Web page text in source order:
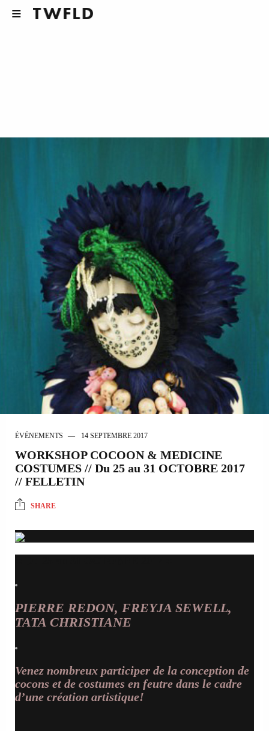
ÉVÉNEMENTS 14 SEPTEMBRE 2017
WORKSHOP COCOON & MEDICINE
COSTUMES // Du 25 au 31 OCTOBRE 2017
// FELLETIN
SHARE
PIERRE REDON, FREYJA SEWELL,
TATA CHRISTIANE
Venez nombreux participer de la conception de
cocons et de costumes en feutre dans le cadre
d’une création artistique!